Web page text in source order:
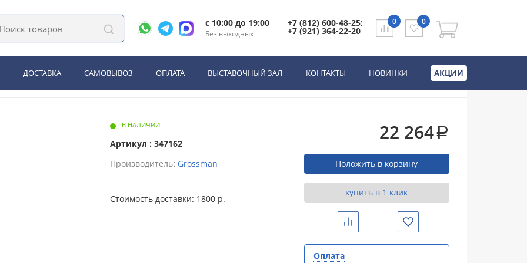
c 10:00 до 19:00
Без выходных
+7 (812) 600-48-25;
+7 (921) 364-22-20
0 0
ДОСТАВКА САМОВЫВОЗ ОПЛАТА ВЫСТАВОЧНЫЙ ЗАЛ КОНТАКТЫ НОВИНКИ АКЦИИ
в ванную комнату Пенал подвесной Grossman БЛИСС-35 см универсальный, графит матовый (303546)
БЛИСС-35 см универсальный, графит
В НАЛИЧИИ
Артикул : 347162
Производитель: Grossman
Стоимость доставки: 1800 р.
22 264a
Положить в корзину
купить в 1 клик
Сравнить Избранное
Оплата